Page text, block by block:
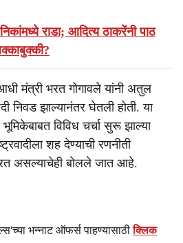
राडा; आदित्य ठाकरेंनी पाठ
मंत्री भरत गोगावले यांनी अतुल
निवड झाल्यानंतर घेतली होती. या
विविध चर्चा सुरू झाल्या
शह देण्याची रणनीती
असल्याचेही बोलले जात आहे.
भन्नाट ऑफर्स पाहण्यासाठीक्लिक